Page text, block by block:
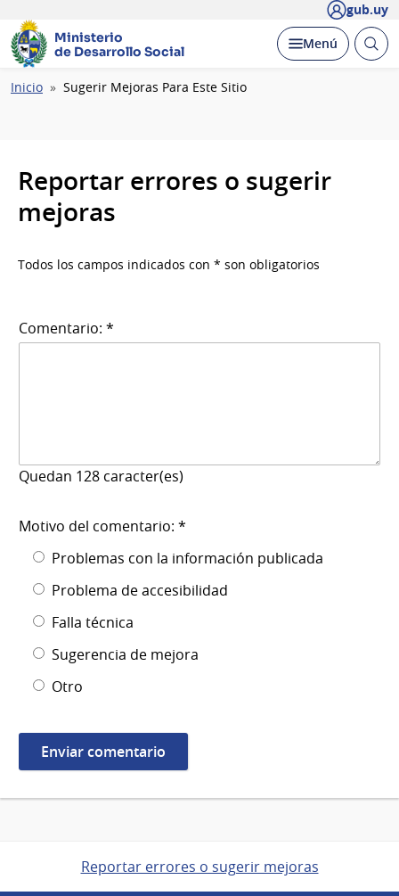
gub.uy
Ministerio
de Desarrollo Social
Desplegar
Menú Abrir
Ruta
Inicio Sugerir Mejoras Para Este Sitio
Reportar errores o sugerir
mejoras
Todos los campos indicados con * son obligatorios
Comentario: *
Quedan 128 caracter(es)
Motivo del comentario: *
Problemas con la información publicada
Problema de accesibilidad
Falla técnica
Sugerencia de mejora
Otro
Reportar errores o sugerir mejoras